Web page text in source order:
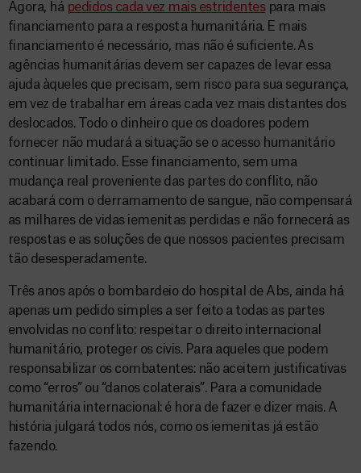
Agora, há pedidos cada vez mais estridentespara mais
financiamento para a resposta humanitária. E mais
financiamento é necessário, mas não é suficiente. As
agências humanitárias devem ser capazes de levar essa
ajuda àqueles que precisam, sem risco para sua segurança,
em vez de trabalhar em áreas cada vez mais distantes dos
deslocados. Todo o dinheiro que os doadores podem
fornecer não mudará a situação se o acesso humanitário
continuar limitado. Esse financiamento, sem uma
mudança real proveniente das partes do conflito, não
acabará com o derramamento de sangue, não compensará
as milhares de vidas iemenitas perdidas e não fornecerá as
respostas e as soluções de que nossos pacientes precisam
tão desesperadamente.
Três anos após o bombardeio do hospital de Abs, ainda há
apenas um pedido simples a ser feito a todas as partes
envolvidas no conflito: respeitar o direito internacional
humanitário, proteger os civis. Para aqueles que podem
responsabilizar os combatentes: não aceitem justificativas
como “erros” ou “danos colaterais”. Para a comunidade
humanitária internacional: é hora de fazer e dizer mais. A
história julgará todos nós, como os iemenitas já estão
fazendo.